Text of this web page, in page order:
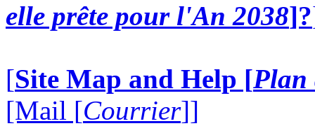
elle prête pour l'An 2038]?
[Site Map and Help [Plan
[Mail [Courrier]]